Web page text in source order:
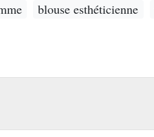
blouse esthéticienne